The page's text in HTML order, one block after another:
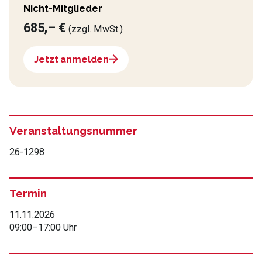
Nicht-Mitglieder
685,– €(zzgl. MwSt.)
Jetzt anmelden
Veranstaltungsnummer
26-1298
Termin
11.11.2026
09:00–17:00 Uhr